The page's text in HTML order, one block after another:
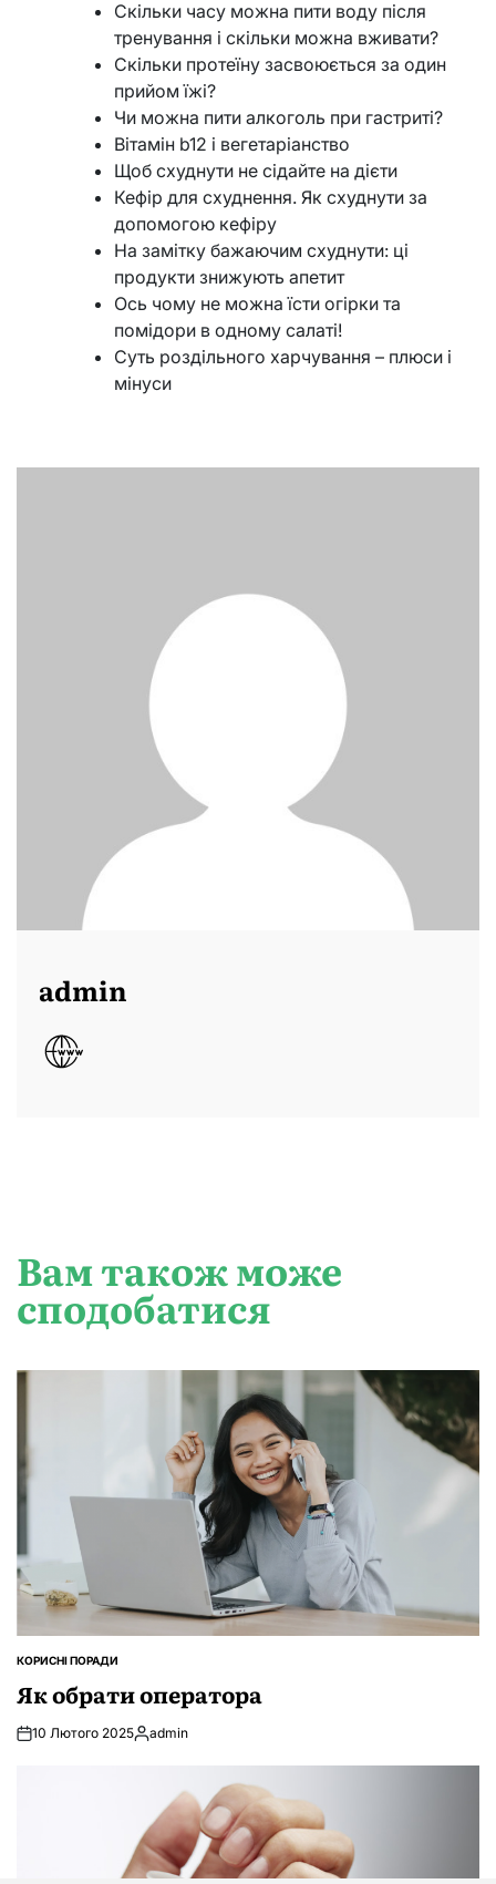
Скільки часу можна пити воду після
тренування і скільки можна вживати?
Скільки протеїну засвоюється за один
прийом їжі?
Чи можна пити алкоголь при гастриті?
Вітамін b12 і вегетаріанство
Щоб схуднути не сідайте на дієти
Кефір для схуднення. Як схуднути за
допомогою кефіру
На замітку бажаючим схуднути: ці
продукти знижують апетит
Ось чому не можна їсти огірки та
помідори в одному салаті!
Суть роздільного харчування – плюси і
мінуси
admin
Вам також може
сподобатися
ОПУБЛІКУВАТИ
КОРИСНІ ПОРАДИ
Як обрати оператора
10 Лютого 2025Опубліковано
admin